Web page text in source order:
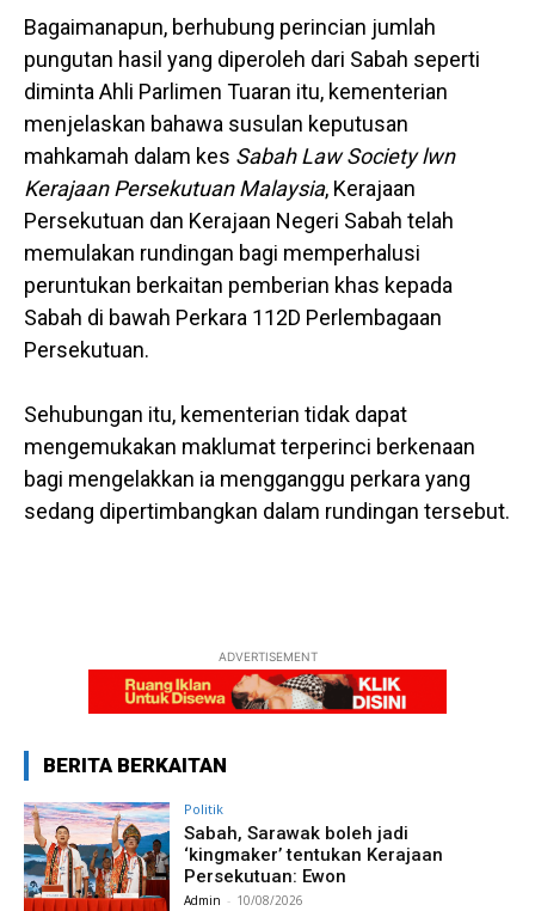
Bagaimanapun, berhubung perincian jumlah
pungutan hasil yang diperoleh dari Sabah seperti
diminta Ahli Parlimen Tuaran itu, kementerian
menjelaskan bahawa susulan keputusan
mahkamah dalam kes Sabah Law Society lwn
Kerajaan Persekutuan Malaysia, Kerajaan
Persekutuan dan Kerajaan Negeri Sabah telah
memulakan rundingan bagi memperhalusi
peruntukan berkaitan pemberian khas kepada
Sabah di bawah Perkara 112D Perlembagaan
Persekutuan.
Sehubungan itu, kementerian tidak dapat
mengemukakan maklumat terperinci berkenaan
bagi mengelakkan ia mengganggu perkara yang
sedang dipertimbangkan dalam rundingan tersebut.
ADVERTISEMENT
BERITA BERKAITAN
Politik
Sabah, Sarawak boleh jadi
‘kingmaker’ tentukan Kerajaan
Persekutuan: Ewon
Admin - 10/08/2026